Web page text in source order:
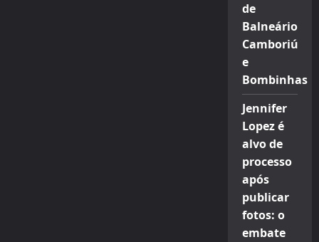
de
Balneário
Camboriú
e
Bombinhas
Jennifer
Lopez é
alvo de
processo
após
publicar
fotos: o
embate